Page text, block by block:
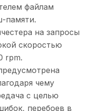
файлам
памяти.
на запросы
скоростью
rpm.
чему
с целью
перебоев в